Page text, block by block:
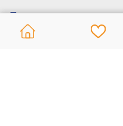
Помощь: